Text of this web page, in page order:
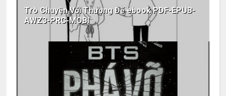
Trò Chuyện Với Thượng Đế ebook PDF-EPUB-
AWZ3-PRC-MOBI